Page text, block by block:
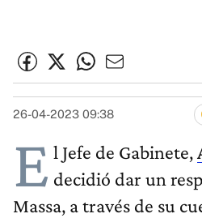
26-04-2023 09:38
E l Jefe de Gabinete,
decidió dar un
Massa, a través de su